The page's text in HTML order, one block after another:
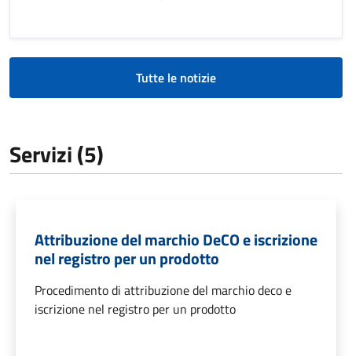
Tutte le notizie
Servizi (5)
Attribuzione del marchio DeCO e iscrizione
nel registro per un prodotto
Procedimento di attribuzione del marchio deco e
iscrizione nel registro per un prodotto